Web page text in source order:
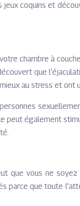
coquins et
chambre à
que
au stress et ont
également
que vous ne
parce que toute